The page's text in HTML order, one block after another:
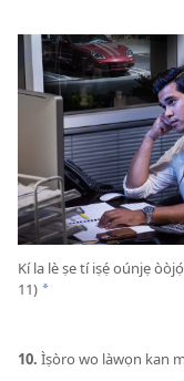
Kí la lè ṣe tí iṣẹ́ oúnjẹ
11) *
10. Ìṣòro wo làwọn kan